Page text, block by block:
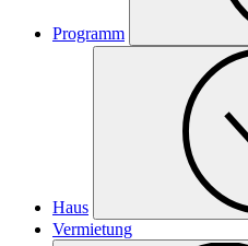
Programm
Haus
Vermietung